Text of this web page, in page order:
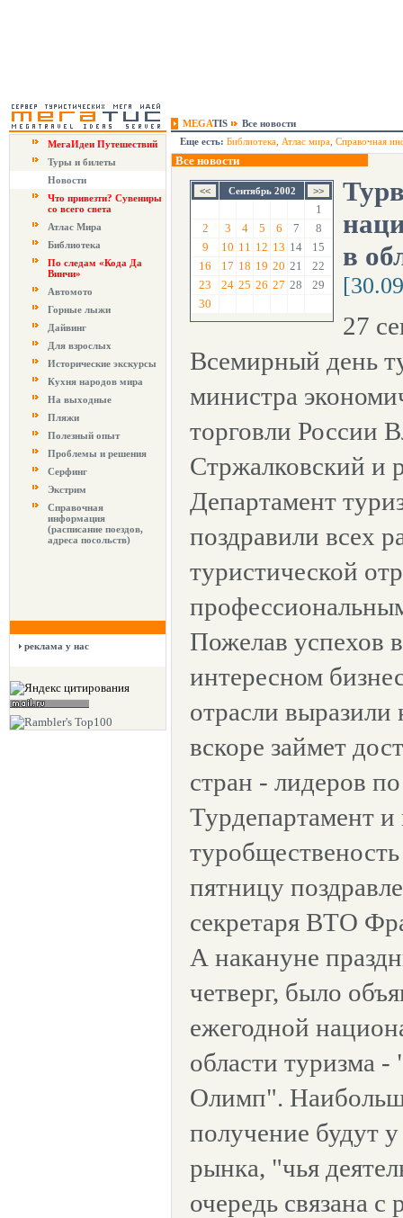
MEGATIS
Все новости
МегаИдеи Путешествий
Туры и билеты
Новости
Что привезти? Сувениры
со всего света
Атлас Мира
Библиотека
По следам «Кода Да
Винчи»
Автомото
Горные лыжи
Дайвинг
Для взрослых
Исторические экскурсы
Кухня народов мира
На выходные
Пляжи
Полезный опыт
Проблемы и решения
Серфинг
Экстрим
Справочная
информация
(расписание поездов,
адреса посольств)
реклама у нас
Еще есть: Библиотека Атлас мира Справочная
Все новости
Сентябрь 2002
1
2
3 4 5 6 7
8
9
10 11 12 13 14
15
16
17 18 19 20 21
22
23
24 25 26 27 28
29
30
в
27
Всемирный день
министра
торговли России
Стржалковский и
Департамент
поздравили всех
туристической
Пожелав успехов
интересном
отрасли выразили
вскоре займет
стран - лидеров
Турдепартамент и
пятницу
секретаря ВТО
А накануне
четверг, было
ежегодной
области туризма
Олимп".
получение будут
рынка, "чья
очередь связана с